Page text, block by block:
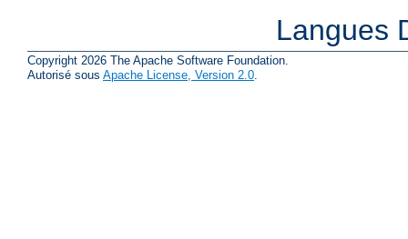
Langues
Copyright 2026 The Apache Software Foundation.
Autorisé sous Apache License, Version 2.0.